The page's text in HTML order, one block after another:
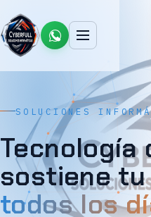
SOLUCIONES
Tecnología
sostiene tu
todos los